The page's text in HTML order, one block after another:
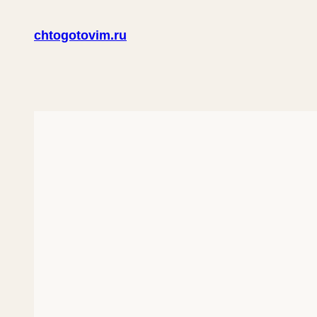
chtogotovim.ru